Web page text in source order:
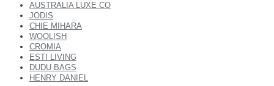
AUSTRALIA LUXE CO
JODIS
CHIE MIHARA
WOOLISH
CROMIA
ESTI LIVING
DUDU BAGS
HENRY DANIEL